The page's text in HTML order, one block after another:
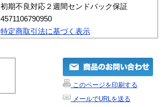
初期不良対応２週間センドバック保証
4571106790950
特定商取引法に基づく表示
このページを印刷する
メールでURLを送る